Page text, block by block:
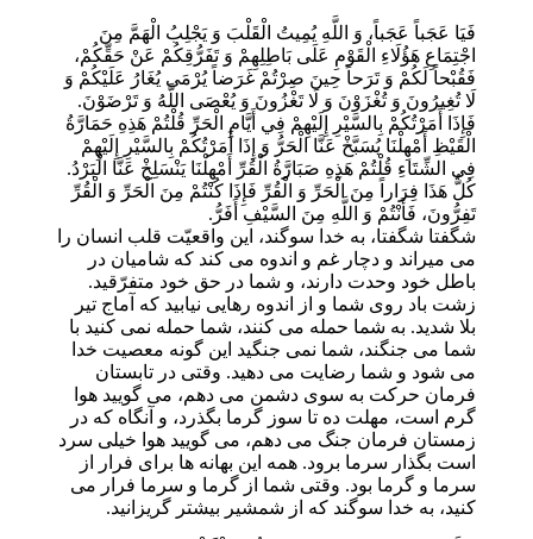
فَيَا عَجَباً عَجَباً، وَ اللَّهِ يُمِيتُ الْقَلْبَ وَ يَجْلِبُ الْهَمَّ مِنَ
اجْتِمَاعِ هَؤُلَاءِ الْقَوْمِ عَلَى بَاطِلِهِمْ وَ تَفَرُّقِكُمْ عَنْ حَقِّكُمْ،
فَقُبْحاً لَكُمْ وَ تَرَحاً حِينَ صِرْتُمْ غَرَضاً يُرْمَى يُغَارُ عَلَيْكُمْ وَ
لَا تُغِيرُونَ وَ تُغْزَوْنَ وَ لَا تَغْزُونَ وَ يُعْصَى اللَّهُ وَ تَرْضَوْنَ.
فَإِذَا أَمَرْتُكُمْ بِالسَّيْرِ إِلَيْهِمْ فِي أَيَّامِ الْحَرِّ قُلْتُمْ هَذِهِ حَمَارَّةُ
الْقَيْظِ أَمْهِلْنَا يُسَبَّخْ عَنَّا الْحَرُّ وَ إِذَا أَمَرْتُكُمْ بِالسَّيْرِ إِلَيْهِمْ
فِي الشِّتَاءِ قُلْتُمْ هَذِهِ صَبَارَّةُ الْقُرِّ أَمْهِلْنَا يَنْسَلِخْ عَنَّا الْبَرْدُ.
كُلُّ هَذَا فِرَاراً مِنَ الْحَرِّ وَ الْقُرِّ فَإِذَا كُنْتُمْ مِنَ الْحَرِّ وَ الْقُرِّ
تَفِرُّونَ، فَأَنْتُمْ وَ اللَّهِ مِنَ السَّيْفِ أَفَرُّ.
شگفتا شگفتا، به خدا سوگند، اين واقعيّت قلب انسان را
مى ميراند و دچار غم و اندوه مى كند كه شاميان در
باطل خود وحدت دارند، و شما در حق خود متفرّقيد.
زشت باد روى شما و از اندوه رهايى نيابيد كه آماج تير
بلا شديد. به شما حمله مى كنند، شما حمله نمى كنيد با
شما مى جنگند، شما نمى جنگيد اين گونه معصيت خدا
مى شود و شما رضايت مى دهيد. وقتى در تابستان
فرمان حركت به سوى دشمن مى دهم، مى گوييد هوا
گرم است، مهلت ده تا سوز گرما بگذرد، و آنگاه كه در
زمستان فرمان جنگ مى دهم، مى گوييد هوا خيلى سرد
است بگذار سرما برود. همه اين بهانه ها براى فرار از
سرما و گرما بود. وقتى شما از گرما و سرما فرار مى
كنيد، به خدا سوگند كه از شمشير بيشتر گريزانيد.